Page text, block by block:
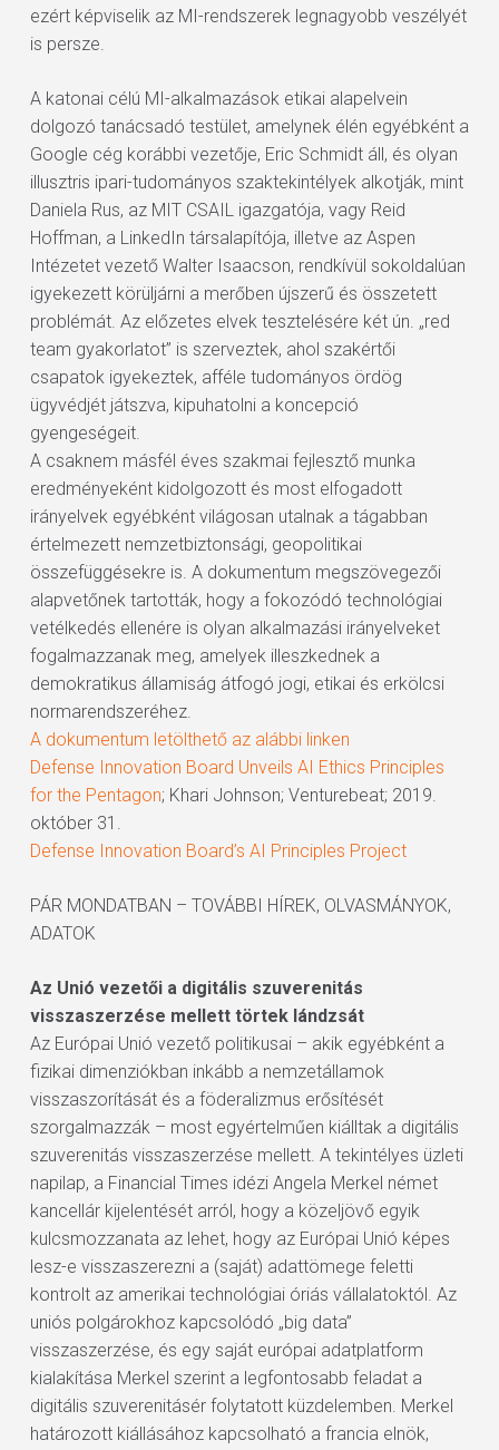
ezért képviselik az MI-rendszerek legnagyobb veszélyét
is persze.
A katonai célú MI-alkalmazások etikai alapelvein
dolgozó tanácsadó testület, amelynek élén egyébként a
Google cég korábbi vezetője, Eric Schmidt áll, és olyan
illusztris ipari-tudományos szaktekintélyek alkotják, mint
Daniela Rus, az MIT CSAIL igazgatója, vagy Reid
Hoffman, a LinkedIn társalapítója, illetve az Aspen
Intézetet vezető Walter Isaacson, rendkívül sokoldalúan
igyekezett körüljárni a merőben újszerű és összetett
problémát. Az előzetes elvek tesztelésére két ún. „red
team gyakorlatot” is szerveztek, ahol szakértői
csapatok igyekeztek, afféle tudományos ördög
ügyvédjét játszva, kipuhatolni a koncepció
gyengeségeit.
A csaknem másfél éves szakmai fejlesztő munka
eredményeként kidolgozott és most elfogadott
irányelvek egyébként világosan utalnak a tágabban
értelmezett nemzetbiztonsági, geopolitikai
összefüggésekre is. A dokumentum megszövegezői
alapvetőnek tartották, hogy a fokozódó technológiai
vetélkedés ellenére is olyan alkalmazási irányelveket
fogalmazzanak meg, amelyek illeszkednek a
demokratikus államiság átfogó jogi, etikai és erkölcsi
normarendszeréhez.
A dokumentum letölthető az alábbi linken
Defense Innovation Board Unveils AI Ethics Principles
for the Pentagon; Khari Johnson; Venturebeat; 2019.
október 31.
Defense Innovation Board’s AI Principles Project
PÁR MONDATBAN – TOVÁBBI HÍREK, OLVASMÁNYOK,
ADATOK
Az Unió vezetői a digitális szuverenitás
visszaszerzése mellett törtek lándzsát
Az Európai Unió vezető politikusai – akik egyébként a
fizikai dimenziókban inkább a nemzetállamok
visszaszorítását és a föderalizmus erősítését
szorgalmazzák – most egyértelműen kiálltak a digitális
szuverenitás visszaszerzése mellett. A tekintélyes üzleti
napilap, a Financial Times idézi Angela Merkel német
kancellár kijelentését arról, hogy a közeljövő egyik
kulcsmozzanata az lehet, hogy az Európai Unió képes
lesz-e visszaszerezni a (saját) adattömege feletti
kontrolt az amerikai technológiai óriás vállalatoktól. Az
uniós polgárokhoz kapcsolódó „big data”
visszaszerzése, és egy saját európai adatplatform
kialakítása Merkel szerint a legfontosabb feladat a
digitális szuverenitásér folytatott küzdelemben. Merkel
határozott kiállásához kapcsolható a francia elnök,